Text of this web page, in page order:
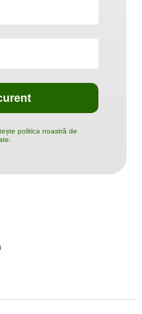
politica noastră de